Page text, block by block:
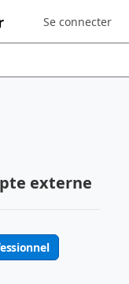
Sign in to your
Se connecter
externe